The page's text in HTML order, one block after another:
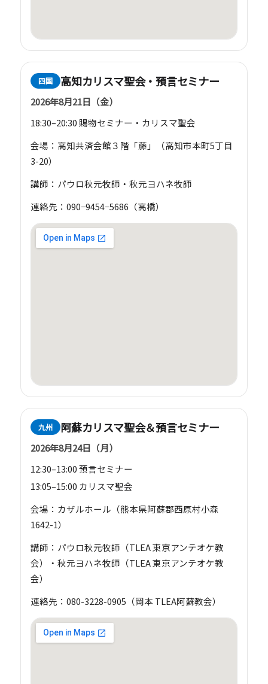
四国 高知カリスマ聖会・預言セミナー
2026年8月21日（金）
18:30–20:30 賜物セミナー・カリスマ聖会
会場：高知共済会館３階「藤」（高知市本町5丁目
3-20）
講師：パウロ秋元牧師・秋元ヨハネ牧師
連絡先：090−9454−5686（高橋）
九州 阿蘇カリスマ聖会＆預言セミナー
2026年8月24日（月）
12:30–13:00 預言セミナー
13:05–15:00 カリスマ聖会
会場：カザルホール（熊本県阿蘇郡西原村小森
1642-1）
講師：パウロ秋元牧師（TLEA 東京アンテオケ教
会）・秋元ヨハネ牧師（TLEA 東京アンテオケ教
会）
連絡先：080-3228-0905（岡本 TLEA阿蘇教会）